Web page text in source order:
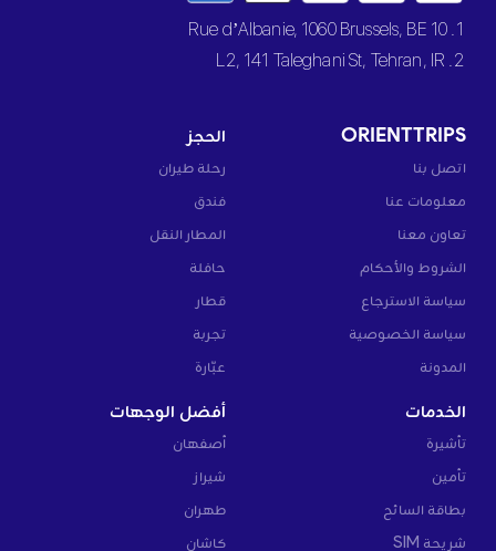
1. 10 Rue d’Albanie, 1060 Brussels, BE
2. L2, 141 Taleghani St, Tehran, IR
ORIENTTRIPS
اتصل بنا
معلومات عنا
تعاون معنا
الشروط والأحكام
سياسة الاسترجاع
سياسة الخصوصية
المدونة
الحجز
رحلة طيران
فندق
المطار النقل
حافلة
قطار
تجربة
عبّارة
الخدمات
تأشيرة
تأمين
بطاقة السائح
شريحة SIM
أفضل الوجهات
أصفهان
شيراز
طهران
كاشان